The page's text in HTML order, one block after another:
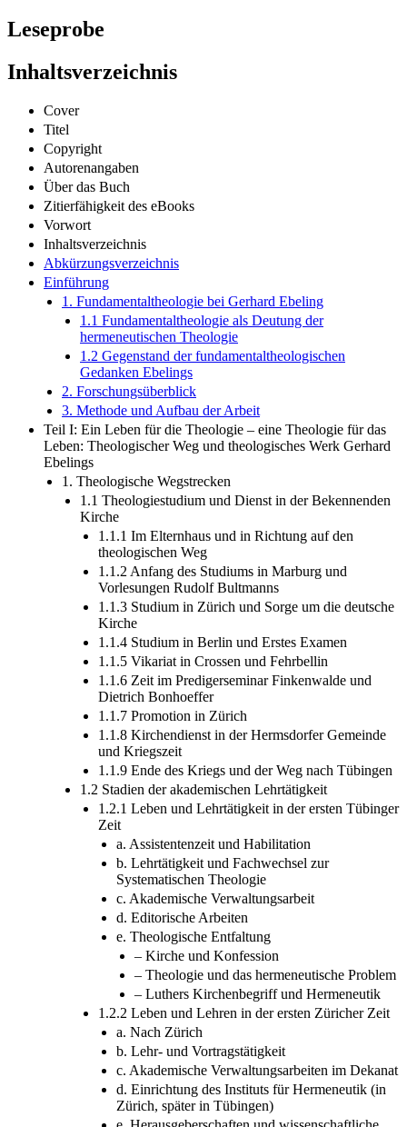
Leseprobe
Inhaltsverzeichnis
Cover
Titel
Copyright
Autorenangaben
Über das Buch
Zitierfähigkeit des eBooks
Vorwort
Inhaltsverzeichnis
Abkürzungsverzeichnis
Einführung
1. Fundamentaltheologie bei Gerhard Ebeling
1.1 Fundamentaltheologie als Deutung der
hermeneutischen Theologie
1.2 Gegenstand der fundamentaltheologischen
Gedanken Ebelings
2. Forschungsüberblick
3. Methode und Aufbau der Arbeit
Teil I: Ein Leben für die Theologie – eine Theologie für das
Leben: Theologischer Weg und theologisches Werk Gerhard
Ebelings
1. Theologische Wegstrecken
1.1 Theologiestudium und Dienst in der Bekennenden
Kirche
1.1.1 Im Elternhaus und in Richtung auf den
theologischen Weg
1.1.2 Anfang des Studiums in Marburg und
Vorlesungen Rudolf Bultmanns
1.1.3 Studium in Zürich und Sorge um die deutsche
Kirche
1.1.4 Studium in Berlin und Erstes Examen
1.1.5 Vikariat in Crossen und Fehrbellin
1.1.6 Zeit im Predigerseminar Finkenwalde und
Dietrich Bonhoeffer
1.1.7 Promotion in Zürich
1.1.8 Kirchendienst in der Hermsdorfer Gemeinde
und Kriegszeit
1.1.9 Ende des Kriegs und der Weg nach Tübingen
1.2 Stadien der akademischen Lehrtätigkeit
1.2.1 Leben und Lehrtätigkeit in der ersten Tübinger
Zeit
a. Assistentenzeit und Habilitation
b. Lehrtätigkeit und Fachwechsel zur
Systematischen Theologie
c. Akademische Verwaltungsarbeit
d. Editorische Arbeiten
e. Theologische Entfaltung
– Kirche und Konfession
– Theologie und das hermeneutische Problem
– Luthers Kirchenbegriff und Hermeneutik
1.2.2 Leben und Lehren in der ersten Züricher Zeit
a. Nach Zürich
b. Lehr- und Vortragstätigkeit
c. Akademische Verwaltungsarbeiten im Dekanat
d. Einrichtung des Instituts für Hermeneutik (in
Zürich, später in Tübingen)